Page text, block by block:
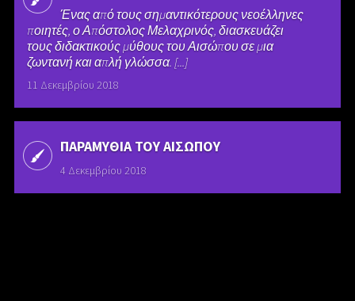
Ένας από τους σημαντικότερους νεοέλληνες
ποιητές, ο Απόστολος Μελαχρινός, διασκευάζει
τους διδακτικούς μύθους του Αισώπου σε μια
ζωντανή και απλή γλώσσα. [...]
11 Δεκεμβρίου 2018
ΠΑΡΑΜΥΘΙΑ ΤΟΥ ΑΙΣΩΠΟΥ
4 Δεκεμβρίου 2018